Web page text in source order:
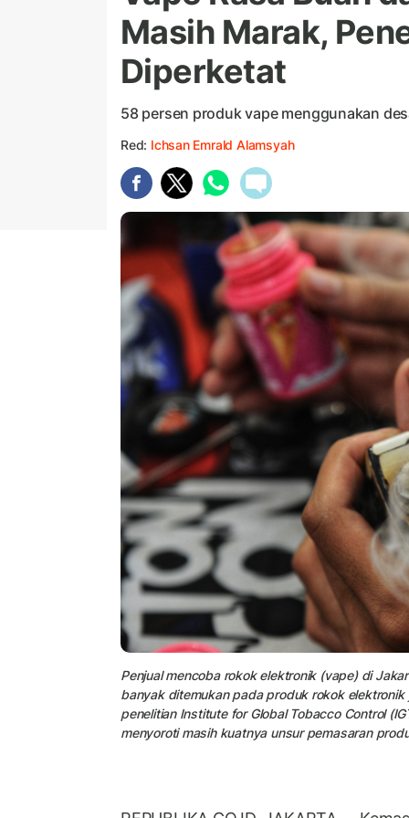
Masih Marak,
Diperketat
58 persen produk vape menggunakan
Red: Ichsan Emrald Alamsyah
Penjual mencoba rokok elektronik (vape) di
banyak ditemukan pada produk rokok
penelitian Institute for Global Tobacco Control
menyoroti masih kuatnya unsur pemasaran